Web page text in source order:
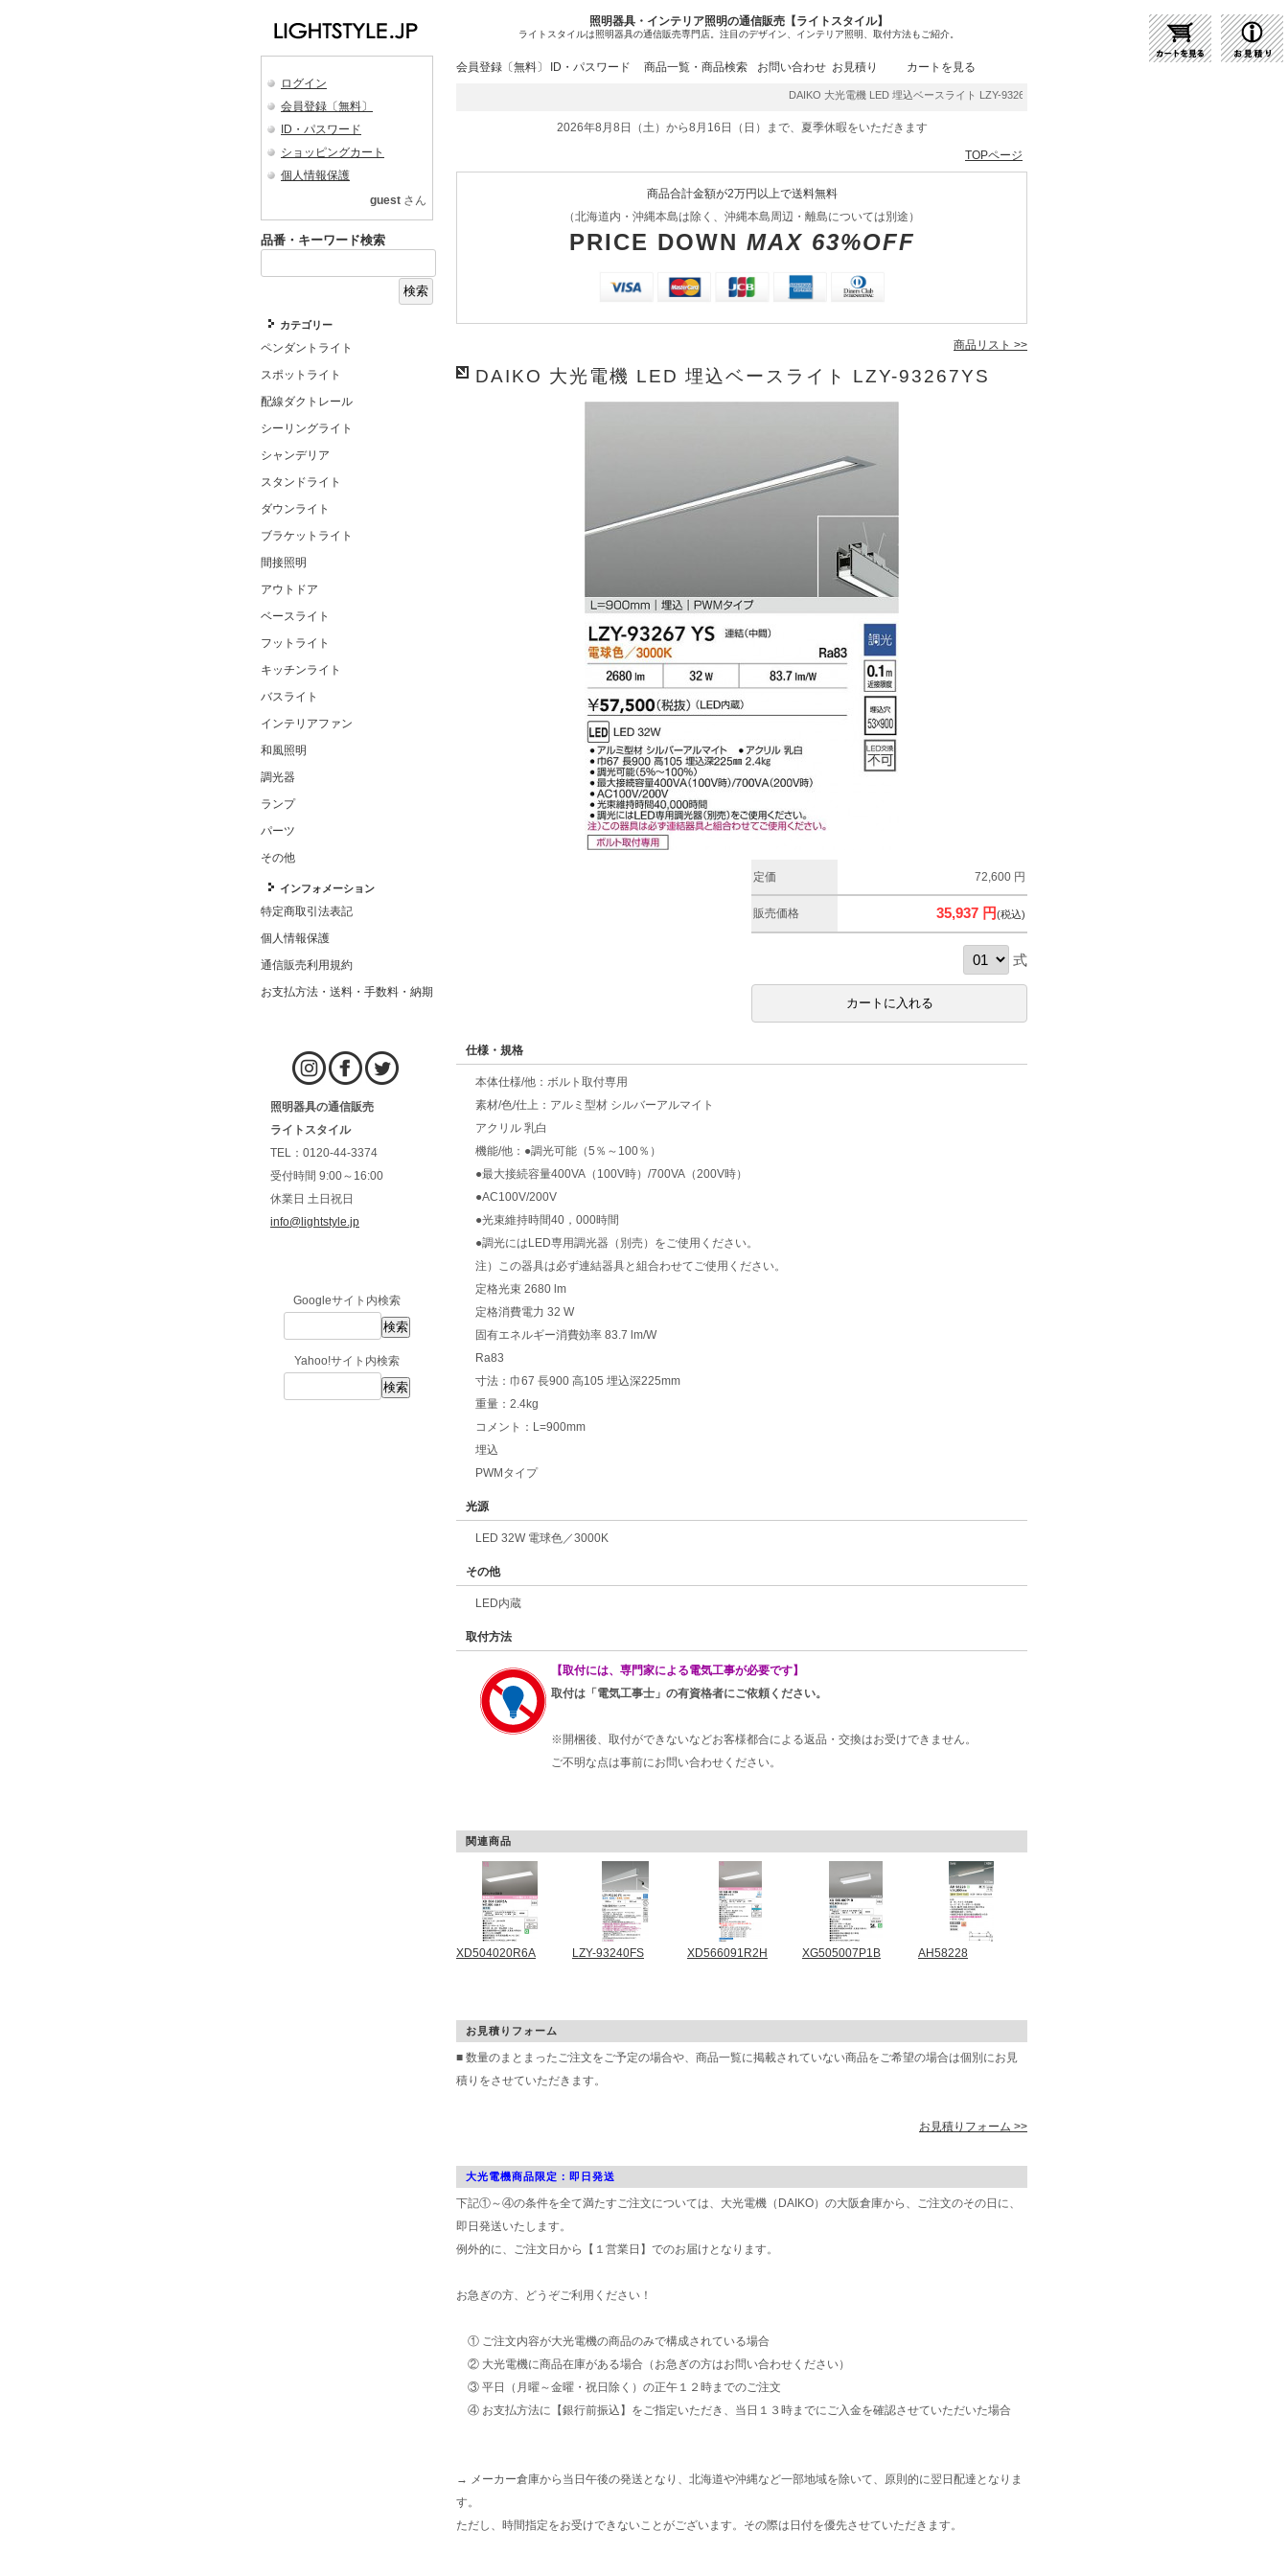
照明器具・インテリア照明の通信販売【ライトスタイル】
ライトスタイルは照明器具の通信販売専門店。注目のデザイン、インテリア照明、取付方法もご紹介。
ログイン
会員登録〔無料〕
ID・パスワード
ショッピングカート
個人情報保護
guest さん
品番・キーワード検索
カテゴリー
ペンダントライト
スポットライト
配線ダクトレール
シーリングライト
シャンデリア
スタンドライト
ダウンライト
ブラケットライト
間接照明
アウトドア
ベースライト
フットライト
キッチンライト
バスライト
インテリアファン
和風照明
調光器
ランプ
パーツ
その他
インフォメーション
特定商取引法表記
個人情報保護
通信販売利用規約
お支払方法・送料・手数料・納期
照明器具の通信販売
ライトスタイル
TEL：0120-44-3374
受付時間 9:00～16:00
休業日 土日祝日
info@lightstyle.jp
Googleサイト内検索
Yahoo!サイト内検索
会員登録〔無料〕 ID・パスワード 商品一覧・商品検索 お問い合わせ お見積り カートを見る
DAIKO 大光電機 LED 埋込ベースライト LZY-93267YS | 商品紹介 | 照明器具の通販・インテリア照明の通信販
2026年8月8日（土）から8月16日（日）まで、夏季休暇をいただきます
TOPページ
商品合計金額が2万円以上で送料無料
（北海道内・沖縄本島は除く、沖縄本島周辺・離島については別途）
PRICE DOWN MAX 63%OFF
商品リスト >>
DAIKO 大光電機 LED 埋込ベースライト LZY-93267YS
定価 72,600 円
販売価格 35,937 円(税込)
式
仕様・規格
本体仕様/他：ボルト取付専用
素材/色/仕上：アルミ型材 シルバーアルマイト
アクリル 乳白
機能/他：●調光可能（5％～100％）
●最大接続容量400VA（100V時）/700VA（200V時）
●AC100V/200V
●光束維持時間40，000時間
●調光にはLED専用調光器（別売）をご使用ください。
注）この器具は必ず連結器具と組合わせてご使用ください。
定格光束 2680 lm
定格消費電力 32 W
固有エネルギー消費効率 83.7 lm/W
Ra83
寸法：巾67 長900 高105 埋込深225mm
重量：2.4kg
コメント：L=900mm
埋込
PWMタイプ
光源
LED 32W 電球色／3000K
その他
LED内蔵
取付方法
【取付には、専門家による電気工事が必要です】
取付は「電気工事士」の有資格者にご依頼ください。
※開梱後、取付ができないなどお客様都合による返品・交換はお受けできません。
ご不明な点は事前にお問い合わせください。
関連商品
XD504020R6A LZY-93240FS XD566091R2H XG505007P1B AH58228
お見積りフォーム
■ 数量のまとまったご注文をご予定の場合や、商品一覧に掲載されていない商品をご希望の場合は個別にお見
積りをさせていただきます。
お見積りフォーム >>
大光電機商品限定：即日発送
下記①～④の条件を全て満たすご注文については、大光電機（DAIKO）の大阪倉庫から、ご注文のその日に、
即日発送いたします。
例外的に、ご注文日から【１営業日】でのお届けとなります。
お急ぎの方、どうぞご利用ください！
① ご注文内容が大光電機の商品のみで構成されている場合
② 大光電機に商品在庫がある場合（お急ぎの方はお問い合わせください）
③ 平日（月曜～金曜・祝日除く）の正午１２時までのご注文
④ お支払方法に【銀行前振込】をご指定いただき、当日１３時までにご入金を確認させていただいた場合
→ メーカー倉庫から当日午後の発送となり、北海道や沖縄など一部地域を除いて、原則的に翌日配達となりま
す。
ただし、時間指定をお受けできないことがございます。その際は日付を優先させていただきます。